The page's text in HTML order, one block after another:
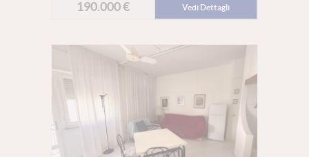
190.000 €
Vedi Dettagli